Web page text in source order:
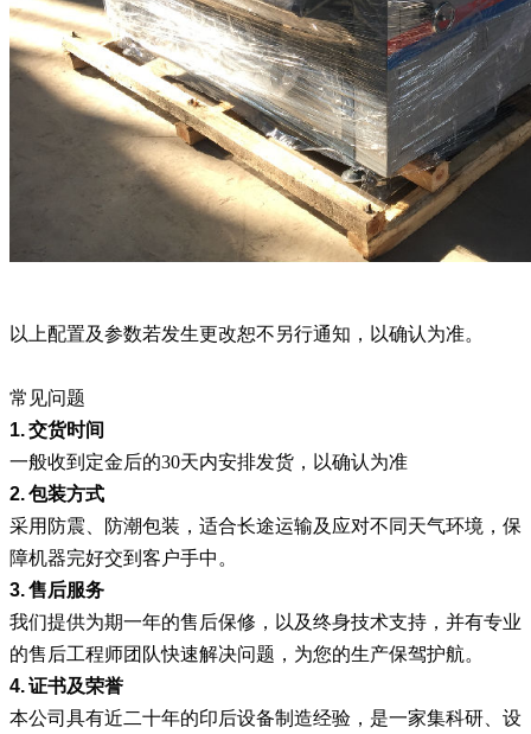
以上配置及参数若发生更改恕不另行通知，以确认为准。
常见问题
1.交货时间
一般收到定金后的30天内安排发货，以确认为准
2.包装方式
采用防震、防潮包装，适合长途运输及应对不同天气环境，保
障机器完好交到客户手中。
3.售后服务
我们提供为期一年的售后保修，以及终身技术支持，并有专业
的售后工程师团队快速解决问题，为您的生产保驾护航。
4.证书及荣誉
本公司具有近二十年的印后设备制造经验，是一家集科研、设